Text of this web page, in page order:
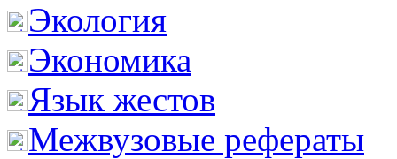
Экология
Экономика
Язык жестов
Межвузовые рефераты